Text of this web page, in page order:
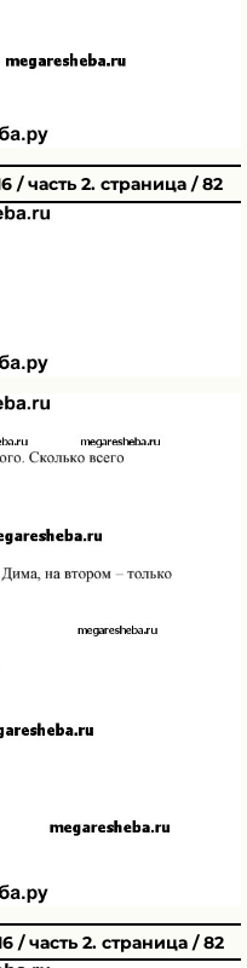
часть 2. страница / 82
часть 2. страница / 82